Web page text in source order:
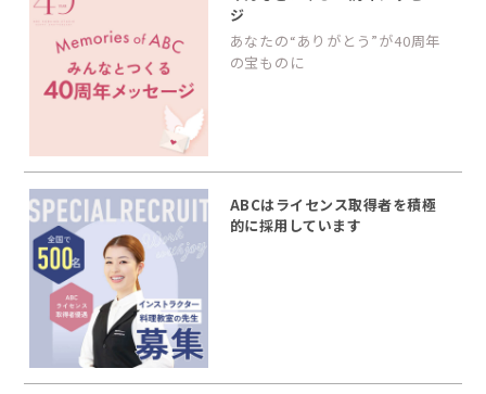
ジ
あなたの“ありがとう”が40周年
の宝ものに
ABCはライセンス取得者を積極
的に採用しています